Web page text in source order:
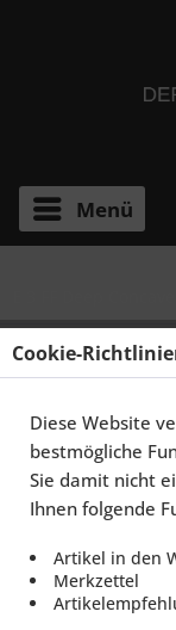
Menü
ELEGANCE
5X112 ET45
Cookie-
Diese Website
bestmögliche
Sie damit nicht
Ihnen folgende
Artikel in den
Merkzettel